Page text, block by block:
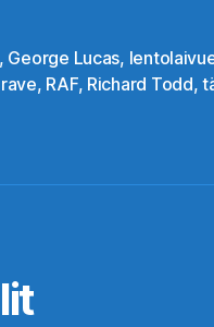
George Lucas,
, RAF, Richard Todd,